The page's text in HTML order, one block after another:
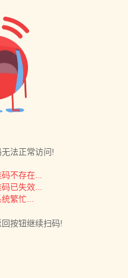
法正常访问!
不存在...
已失效...
繁忙...
按钮继续扫码!